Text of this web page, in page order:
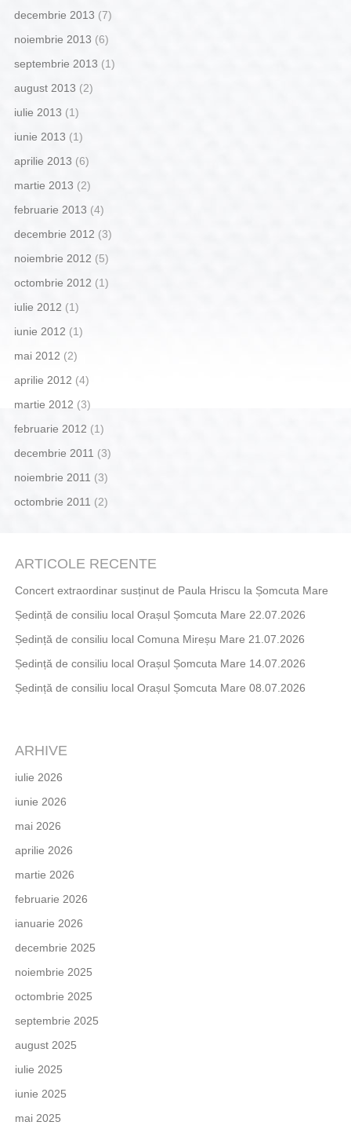
decembrie 2013 (7)
noiembrie 2013 (6)
septembrie 2013 (1)
august 2013 (2)
iulie 2013 (1)
iunie 2013 (1)
aprilie 2013 (6)
martie 2013 (2)
februarie 2013 (4)
decembrie 2012 (3)
noiembrie 2012 (5)
octombrie 2012 (1)
iulie 2012 (1)
iunie 2012 (1)
mai 2012 (2)
aprilie 2012 (4)
martie 2012 (3)
februarie 2012 (1)
decembrie 2011 (3)
noiembrie 2011 (3)
octombrie 2011 (2)
ARTICOLE RECENTE
Concert extraordinar susținut de Paula Hriscu la Șomcuta Mare
Ședință de consiliu local Orașul Șomcuta Mare 22.07.2026
Ședință de consiliu local Comuna Mireșu Mare 21.07.2026
Ședință de consiliu local Orașul Șomcuta Mare 14.07.2026
Ședință de consiliu local Orașul Șomcuta Mare 08.07.2026
ARHIVE
iulie 2026
iunie 2026
mai 2026
aprilie 2026
martie 2026
februarie 2026
ianuarie 2026
decembrie 2025
noiembrie 2025
octombrie 2025
septembrie 2025
august 2025
iulie 2025
iunie 2025
mai 2025